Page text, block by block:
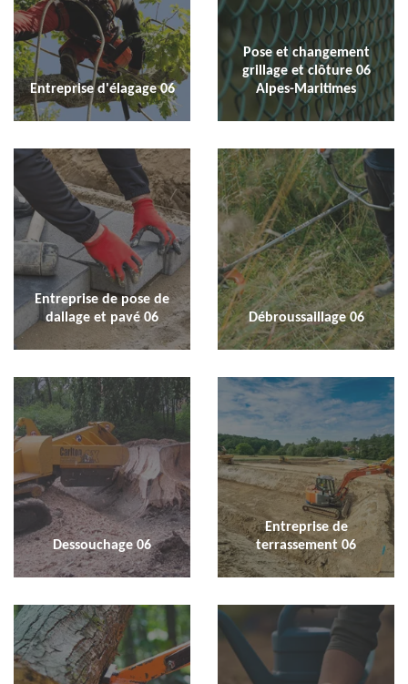
Entreprise d'élagage 06
Pose et changement
grillage et clôture 06
Alpes-Maritimes
Entreprise de pose de
dallage et pavé 06
Débroussaillage 06
Dessouchage 06
Entreprise de
terrassement 06